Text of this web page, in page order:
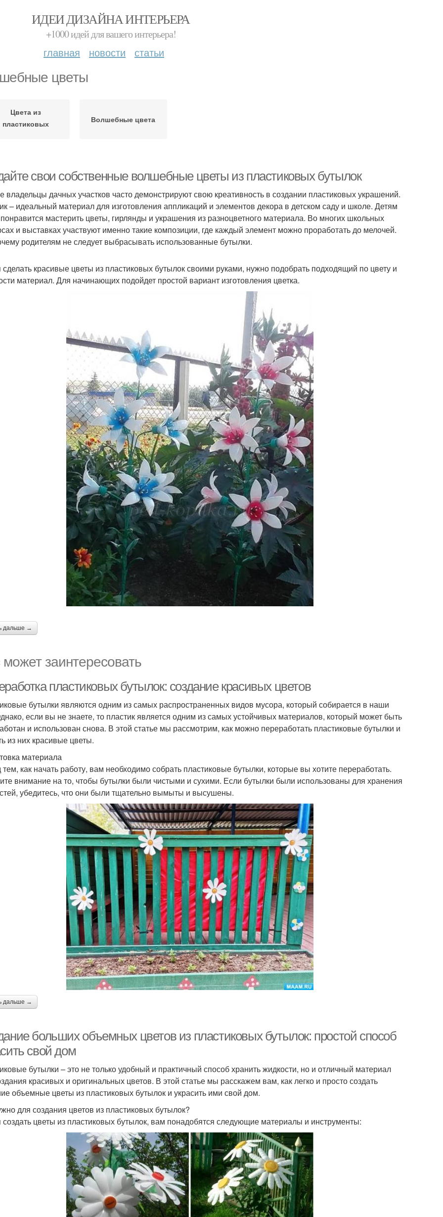
ИДЕИ ДИЗАЙНА ИНТЕРЬЕРА
+1000 идей для вашего интерьера!
главная новости статьи
цветы
Цвета из
пластиковых
Волшебные цвета
свои собственные волшебные цветы из пластиковых бутылок
владельцы дачных участков часто демонстрируют свою креативность в создании пластиковых украшений.
– идеальный материал для изготовления аппликаций и элементов декора в детском саду и школе. Детям
мастерить цветы, гирлянды и украшения из разноцветного материала. Во многих школьных
и выставках участвуют именно такие композиции, где каждый элемент можно проработать до мелочей.
родителям не следует выбрасывать использованные бутылки.
красивые цветы из пластиковых бутылок своими руками, нужно подобрать подходящий по цвету и
материал. Для начинающих подойдет простой вариант изготовления цветка.
дальше →
заинтересовать
пластиковых бутылок: создание красивых цветов
бутылки являются одним из самых распространенных видов мусора, который собирается в наши
если вы не знаете, то пластик является одним из самых устойчивых материалов, который может быть
и использован снова. В этой статье мы рассмотрим, как можно переработать пластиковые бутылки и
из них красивые цветы.
материала
как начать работу, вам необходимо собрать пластиковые бутылки, которые вы хотите переработать.
внимание на то, чтобы бутылки были чистыми и сухими. Если бутылки были использованы для хранения
убедитесь, что они были тщательно вымыты и высушены.
дальше →
больших объемных цветов из пластиковых бутылок: простой способ
свой дом
бутылки – это не только удобный и практичный способ хранить жидкости, но и отличный материал
красивых и оригинальных цветов. В этой статье мы расскажем вам, как легко и просто создать
объемные цветы из пластиковых бутылок и украсить ими свой дом.
для создания цветов из пластиковых бутылок?
цветы из пластиковых бутылок, вам понадобятся следующие материалы и инструменты: